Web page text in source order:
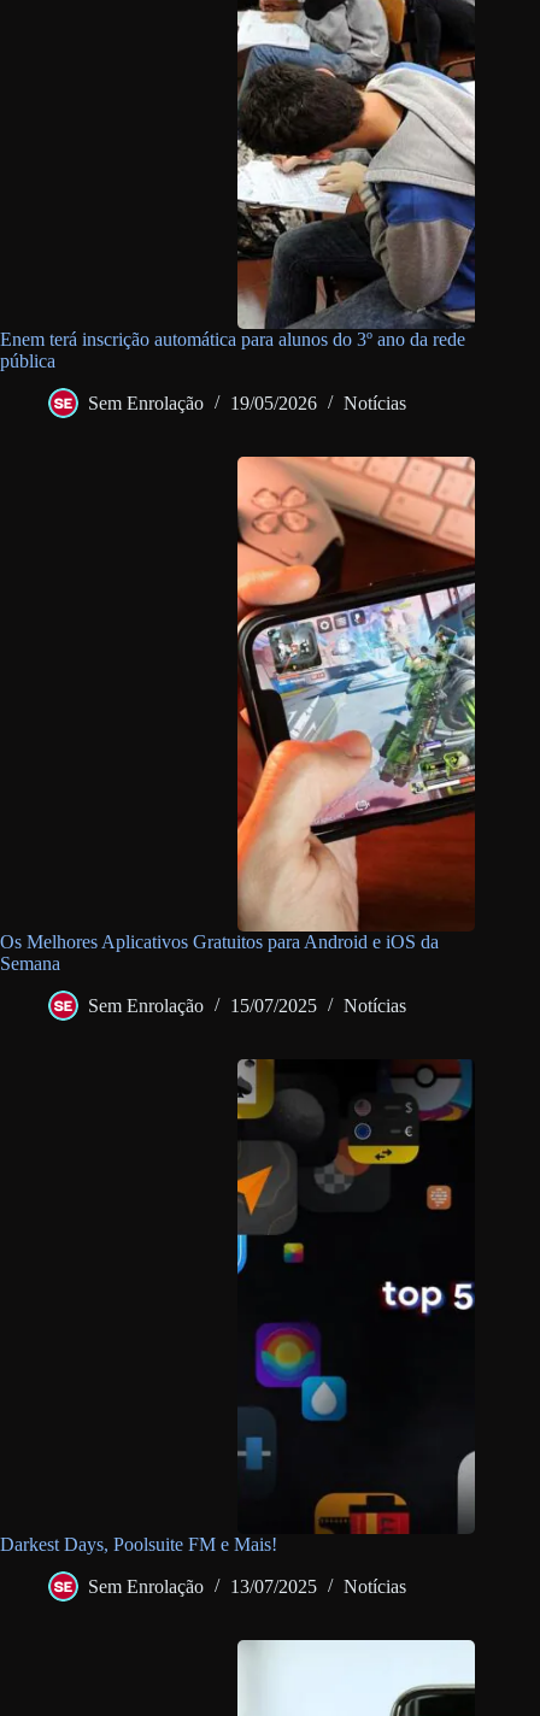
Enem terá inscrição automática para alunos do 3º ano da rede
pública
Sem Enrolação 19/05/2026 Notícias
Os Melhores Aplicativos Gratuitos para Android e iOS da
Semana
Sem Enrolação 15/07/2025 Notícias
Darkest Days, Poolsuite FM e Mais!
Sem Enrolação 13/07/2025 Notícias